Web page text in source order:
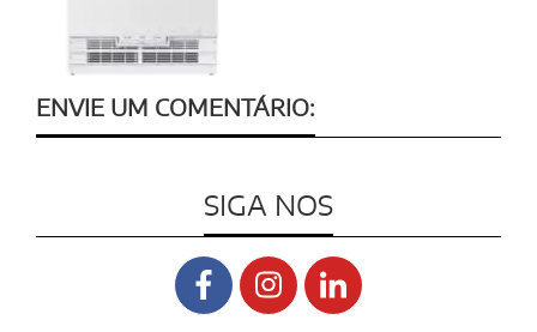
ENVIE UM COMENTÁRIO:
SIGA NOS